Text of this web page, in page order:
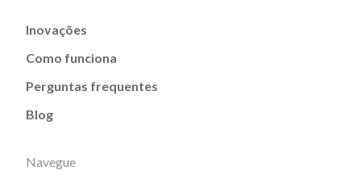
Inovações
Como funciona
Perguntas frequentes
Blog
Navegue